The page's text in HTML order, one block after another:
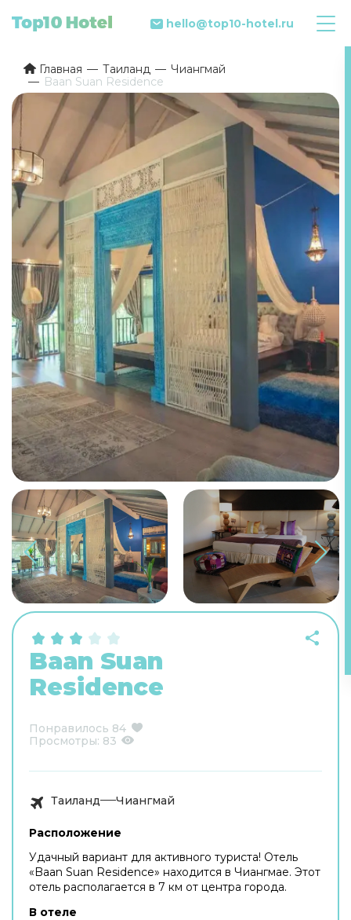
hello@top10-hotel.ru
Главная Таиланд
Чиангмай
Baan Suan Residence
Baan Suan
Residence
Понравилось 84
Просмотры: 83
Таиланд Чиангмай
Расположение
Удачный вариант для активного туриста! Отель
«Baan Suan Residence» находится в Чиангмае. Этот
отель располагается в 7 км от центра города.
В отеле